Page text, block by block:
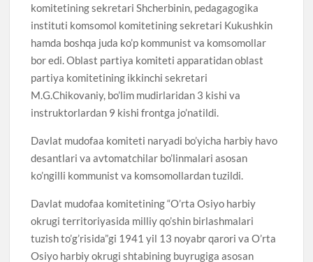
komitetining sekretari Shcherbinin, pedagagogika
instituti komsomol komitetining sekretari Kukushkin
hamda boshqa juda ko’p kommunist va komsomollar
bor edi. Oblast partiya komiteti apparatidan oblast
partiya komitetining ikkinchi sekretari
M.G.Chikovaniy, bo’lim mudirlaridan 3 kishi va
instruktorlardan 9 kishi frontga jo’natildi.
Davlat mudofaa komiteti naryadi bo’yicha harbiy havo
desantlari va avtomatchilar bo’linmalari asosan
ko’ngilli kommunist va komsomollardan tuzildi.
Davlat mudofaa komitetining “O’rta Osiyo harbiy
okrugi territoriyasida milliy qo’shin birlashmalari
tuzish to’g’risida”gi 1941 yil 13 noyabr qarori va O’rta
Osiyo harbiy okrugi shtabining buyrugiga asosan